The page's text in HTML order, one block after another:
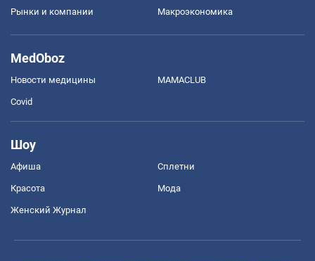
Рынки и компании Mакроэкономика
MedOboz
Новости медицины MAMACLUB
Covid
Шоу
Афиша Сплетни
Красота Мода
Женский Журнал